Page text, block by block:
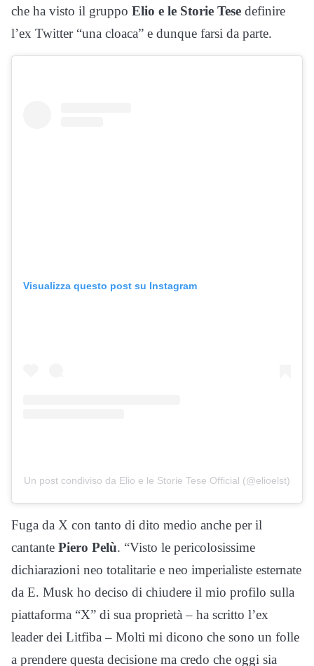
che ha visto il gruppo Elio e le Storie Tese definire
l’ex Twitter “una cloaca” e dunque farsi da parte.
Visualizza questo post su Instagram
Un post condiviso da Elio e le Storie Tese Official (@elioelst)
Fuga da X con tanto di dito medio anche per il
cantante Piero Pelù. “Visto le pericolosissime
dichiarazioni neo totalitarie e neo imperialiste esternate
da E. Musk ho deciso di chiudere il mio profilo sulla
piattaforma “X” di sua proprietà – ha scritto l’ex
leader dei Litfiba – Molti mi dicono che sono un folle
a prendere questa decisione ma credo che oggi sia